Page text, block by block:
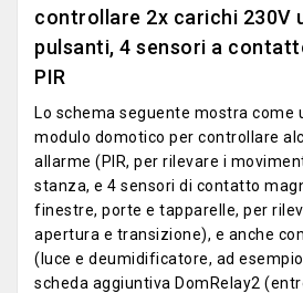
controllare 2x carichi 230V
pulsanti, 4 sensori a
PIR
Lo schema seguente mostra come
modulo domotico per controllare
allarme (PIR, per rilevare i
stanza, e 4 sensori di contatto
finestre, porte e tapparelle, per
apertura e transizione), e anche
(luce e deumidificatore, ad
scheda aggiuntiva DomRelay2